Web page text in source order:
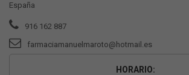
España
916 162 887
farmaciamanuelmaroto@hotmail.es
HORARIO: